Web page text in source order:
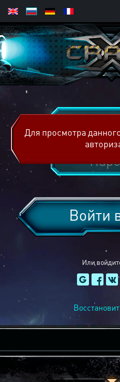
Или
Войти
Для просмотра